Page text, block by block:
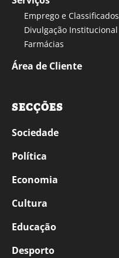
Emprego e Classificados
Divulgação Institucional
Farmácias
Área de Cliente
SECÇÕES
Sociedade
Política
Economia
Cultura
Educação
Desporto